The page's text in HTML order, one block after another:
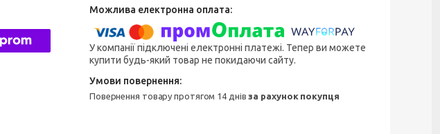
У компанії підключені електронні платежі. Тепер ви можете
купити будь-який товар не покидаючи сайту.
повернення товару протягом 14 днівза рахунок покупця